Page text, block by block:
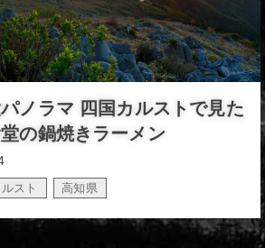
ノラマ 四国カルストで見た
の鍋焼きラーメン
ルスト 高知県